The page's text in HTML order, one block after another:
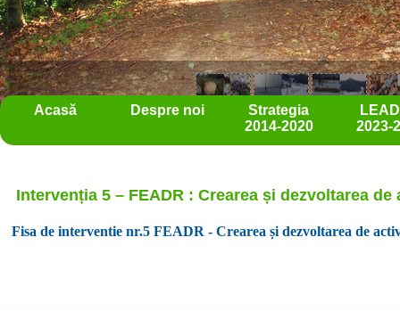
Acasă Despre noi
Strategia
2014-2020
2023-
Intervenția 5 – FEADR : Crearea și dezvoltarea
Fisa de interventie nr.5 FEADR - Crearea și dezvoltarea de